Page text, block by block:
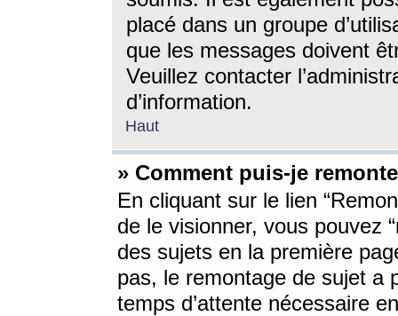
placé dans un groupe
que les messages doivent
Veuillez contacter
d’information.
Haut
» Comment puis-je
En cliquant sur le lien
de le visionner, vous pouvez
des sujets en la première
pas, le remontage de sujet a
temps d’attente nécessaire